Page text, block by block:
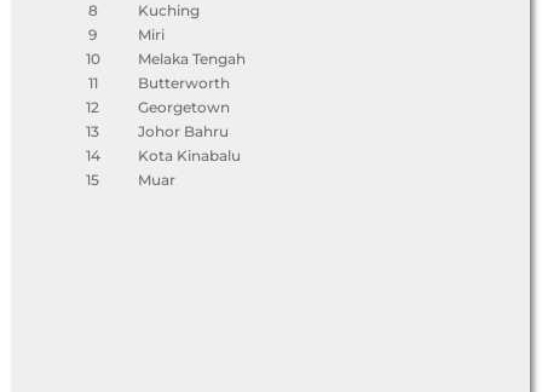
8
Kuching
9
Miri
10
Melaka Tengah
11
Butterworth
12
Georgetown
13
Johor Bahru
14
Kota Kinabalu
15
Muar